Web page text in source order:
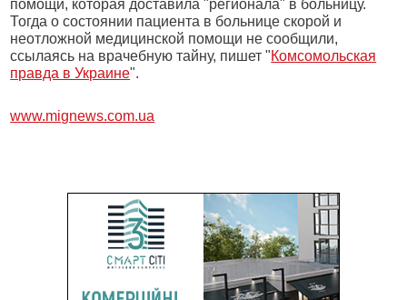
помощи, которая доставила "регионала" в больницу.
Тогда о состоянии пациента в больнице скорой и
неотложной медицинской помощи не сообщили,
ссылаясь на врачебную тайну, пишет "Комсомольская
правда в Украине".
www.mignews.com.ua